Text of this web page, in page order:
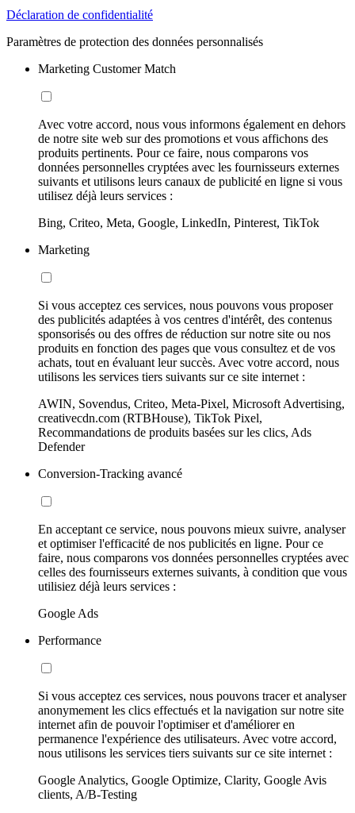
Déclaration de confidentialité
Paramètres de protection des données personnalisés
Marketing Customer Match
Avec votre accord, nous vous informons également en dehors
de notre site web sur des promotions et vous affichons des
produits pertinents. Pour ce faire, nous comparons vos
données personnelles cryptées avec les fournisseurs externes
suivants et utilisons leurs canaux de publicité en ligne si vous
utilisez déjà leurs services :
Bing, Criteo, Meta, Google, LinkedIn, Pinterest, TikTok
Marketing
Si vous acceptez ces services, nous pouvons vous proposer
des publicités adaptées à vos centres d'intérêt, des contenus
sponsorisés ou des offres de réduction sur notre site ou nos
produits en fonction des pages que vous consultez et de vos
achats, tout en évaluant leur succès. Avec votre accord, nous
utilisons les services tiers suivants sur ce site internet :
AWIN, Sovendus, Criteo, Meta-Pixel, Microsoft Advertising,
creativecdn.com (RTBHouse), TikTok Pixel,
Recommandations de produits basées sur les clics, Ads
Defender
Conversion-Tracking avancé
En acceptant ce service, nous pouvons mieux suivre, analyser
et optimiser l'efficacité de nos publicités en ligne. Pour ce
faire, nous comparons vos données personnelles cryptées avec
celles des fournisseurs externes suivants, à condition que vous
utilisiez déjà leurs services :
Google Ads
Performance
Si vous acceptez ces services, nous pouvons tracer et analyser
anonymement les clics effectués et la navigation sur notre site
internet afin de pouvoir l'optimiser et d'améliorer en
permanence l'expérience des utilisateurs. Avec votre accord,
nous utilisons les services tiers suivants sur ce site internet :
Google Analytics, Google Optimize, Clarity, Google Avis
clients, A/B-Testing